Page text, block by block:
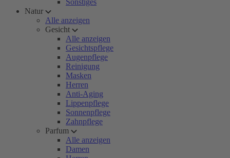
Sonstiges
Natur
Alle anzeigen
Gesicht
Alle anzeigen
Gesichtspflege
Augenpflege
Reinigung
Masken
Herren
Anti-Aging
Lippenpflege
Sonnenpflege
Zahnpflege
Parfum
Alle anzeigen
Damen